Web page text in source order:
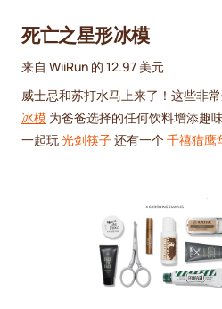
死亡之星形冰模
来自 WiiRun 的 12.97 美元
威士忌和苏打水马上来了！这些非
冰模 为爸爸选择的任何饮料增添趣
一起玩光剑筷子还有一个千禧猎鹰